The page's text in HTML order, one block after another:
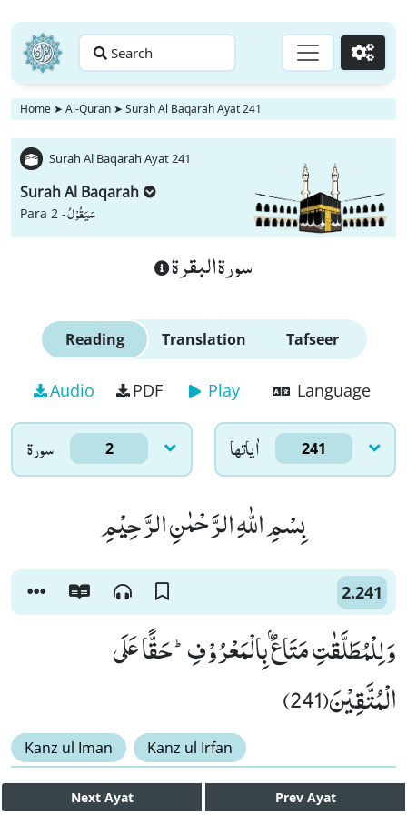
Search Go
Home ➤ Al-Quran ➤ Surah Al Baqarah Ayat 241
Surah Al Baqarah Ayat 241
Surah Al Baqarah
Para 2 -سَیَقُوْلُ
سورة البقرة
Reading Translation Tafseer
Audio PDF Play Language
سورۃ 2 اٰياتها 241
بِسْمِ اللّٰهِ الرَّحْمٰنِ الرَّحِیْمِ
2.241
وَ لِلْمُطَلَّقٰتِ مَتَاعٌۢ بِالْمَعْرُوْفِؕ-حَقًّا عَلَى
الْمُتَّقِیْنَ(241)
Kanz ul Iman Kanz ul Irfan
Next Ayat Prev Ayat